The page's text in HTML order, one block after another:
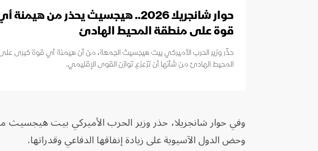
حوار شانجريلا 2026.. هيجسيث يحذر من هيمنة
قوة على منطقة المحيط الهادئ
حذّر وزير الحرب الأميركي بيت هيجسيث الجمعة، من أن هيمنة أي قوة كبرى
المحيط الهادئ من شأنها أن تزعزع توازن القوى الإقليمي.
وفي حوار شانجريلا، حذر وزير الحرب الأميركي بيت هيجسيث
وحض الدول الآسيوية على زيادة إنفاقها الدفاعي وقدراتها.